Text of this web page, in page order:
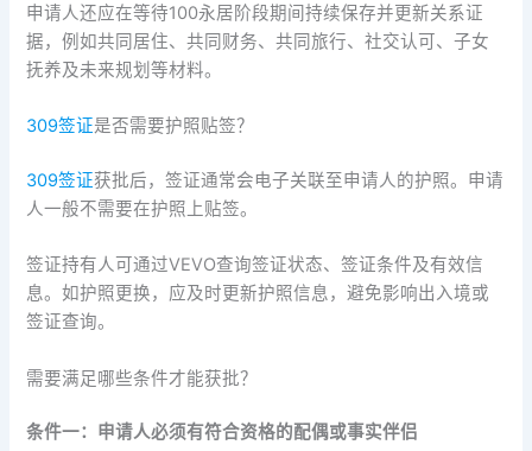
申请人还应在等待100永居阶段期间持续保存并更新关系证
据，例如共同居住、共同财务、共同旅行、社交认可、子女
抚养及未来规划等材料。
309签证是否需要护照贴签？
309签证获批后，签证通常会电子关联至申请人的护照。申请
人一般不需要在护照上贴签。
签证持有人可通过VEVO查询签证状态、签证条件及有效信
息。如护照更换，应及时更新护照信息，避免影响出入境或
签证查询。
需要满足哪些条件才能获批？
条件一：申请人必须有符合资格的配偶或事实伴侣